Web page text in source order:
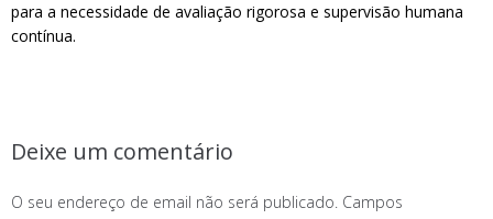
para a necessidade de avaliação rigorosa e supervisão humana
contínua.
Deixe um comentário
O seu endereço de email não será publicado. Campos